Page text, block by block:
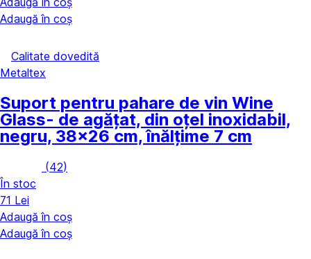
Adaugă în coș
Calitate dovedită
Metaltex
Suport pentru pahare de vin Wine
Glass- de agățat, din oțel inoxidabil,
negru, 38x26 cm, înălțime 7 cm
(42)
În stoc
71 Lei
Adaugă în coș
Adaugă în coș